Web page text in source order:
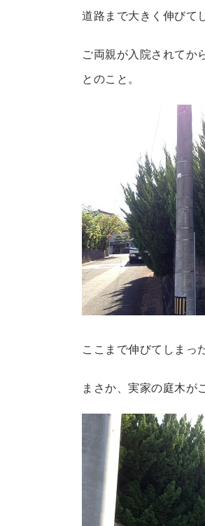
道路まで大きく伸びて
ご両親が入院されてか
とのこと。
ここまで伸びてしまっ
まさか、実家の庭木が